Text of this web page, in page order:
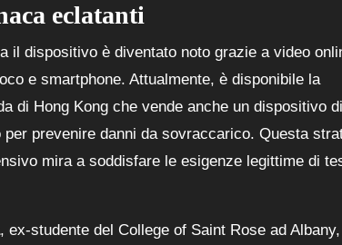
eclatanti
il dispositivo è diventato noto grazie a video
e smartphone. Attualmente, è disponibile la
di Hong Kong che vende anche un dispositivo di
per prevenire danni da sovraccarico. Questa
mira a soddisfare le esigenze legittime di
, ex-studente del College of Saint Rose ad